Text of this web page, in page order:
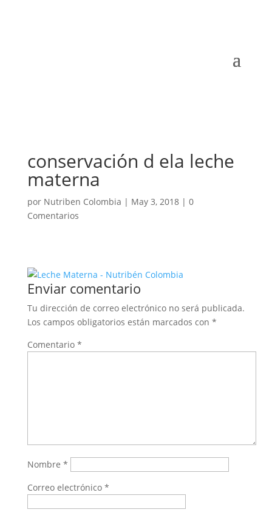
conservación d ela leche
materna
por Nutriben Colombia | May 3, 2018| 0
Comentarios
Enviar comentario
Tu dirección de correo electrónico no será publicada.
Los campos obligatorios están marcados con *
Comentario *
Nombre *
Correo electrónico *